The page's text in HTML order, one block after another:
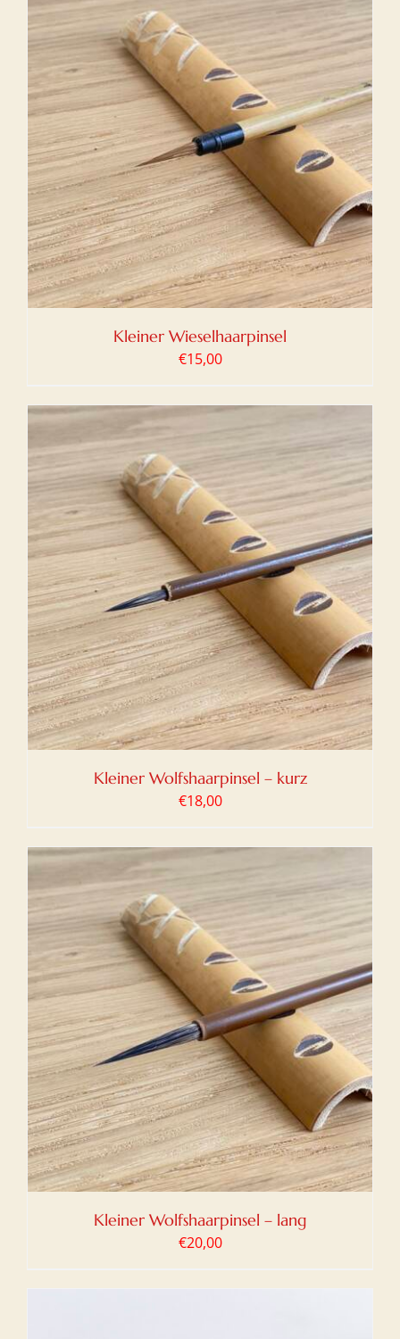
Kleiner Wieselhaarpinsel
€15,00
Kleiner Wolfshaarpinsel – kurz
€18,00
Kleiner Wolfshaarpinsel – lang
€20,00